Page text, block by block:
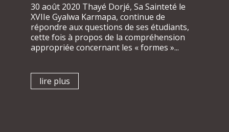
30 août 2020 Thayé Dorjé, Sa Sainteté le
XVIIe Gyalwa Karmapa, continue de
répondre aux questions de ses étudiants,
cette fois à propos de la compréhension
appropriée concernant les « formes »...
lire plus